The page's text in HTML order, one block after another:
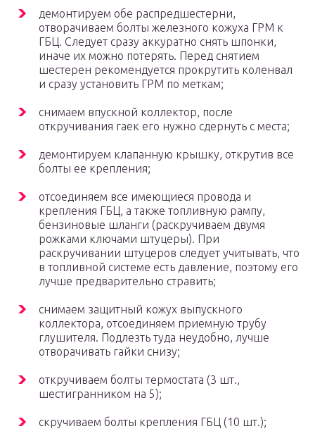
демонтируем обе распредшестерни,
отворачиваем болты железного кожуха ГРМ к
ГБЦ. Следует сразу аккуратно снять шпонки,
иначе их можно потерять. Перед снятием
шестерен рекомендуется прокрутить коленвал
и сразу установить ГРМ по меткам;
снимаем впускной коллектор, после
откручивания гаек его нужно сдернуть с места;
демонтируем клапанную крышку, открутив все
болты ее крепления;
отсоединяем все имеющиеся провода и
крепления ГБЦ, а также топливную рампу,
бензиновые шланги (раскручиваем двумя
рожками ключами штуцеры). При
раскручивании штуцеров следует учитывать, что
в топливной системе есть давление, поэтому его
лучше предварительно стравить;
снимаем защитный кожух выпускного
коллектора, отсоединяем приемную трубу
глушителя. Подлезть туда неудобно, лучше
отворачивать гайки снизу;
откручиваем болты термостата (3 шт.,
шестигранником на 5);
скручиваем болты крепления ГБЦ (10 шт.);